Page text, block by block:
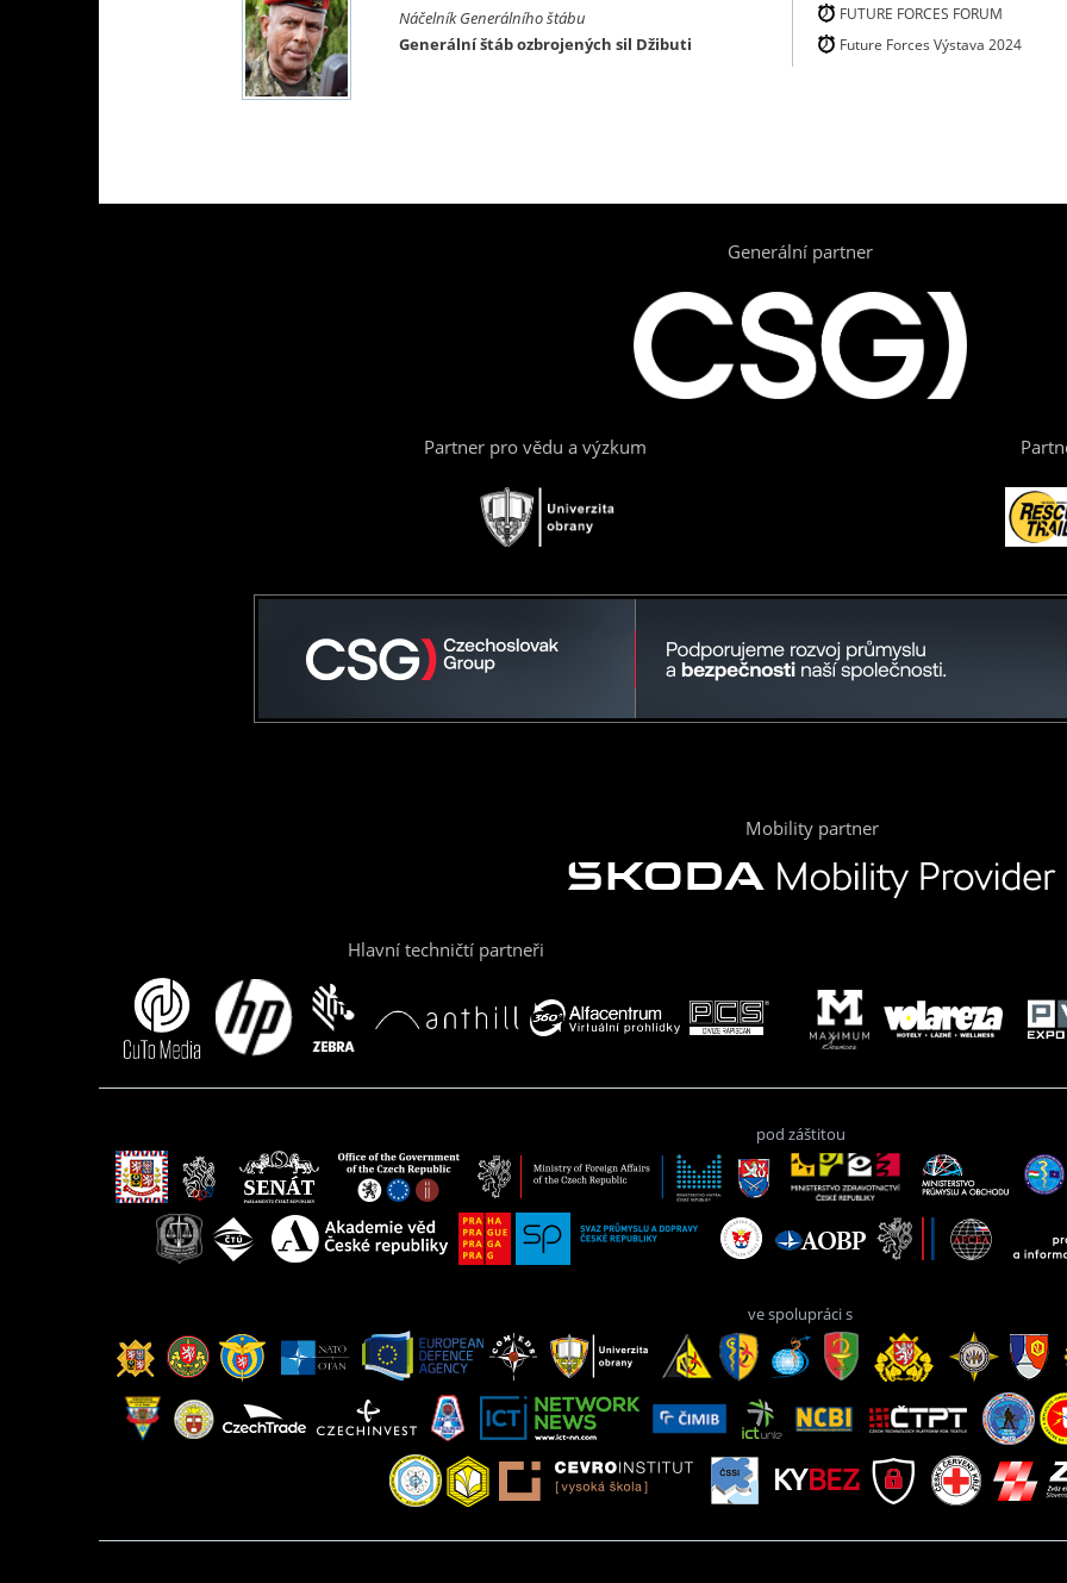
Náčelník Generálního štábu
Generální štáb ozbrojených sil Džibuti
FUTURE FORCES FORUM
Future Forces Výstava 2024
Generální partner
Partner pro vědu a výzkum
Mobility partner
Hlavní techničtí partneři
pod záštitou
ve spolupráci s